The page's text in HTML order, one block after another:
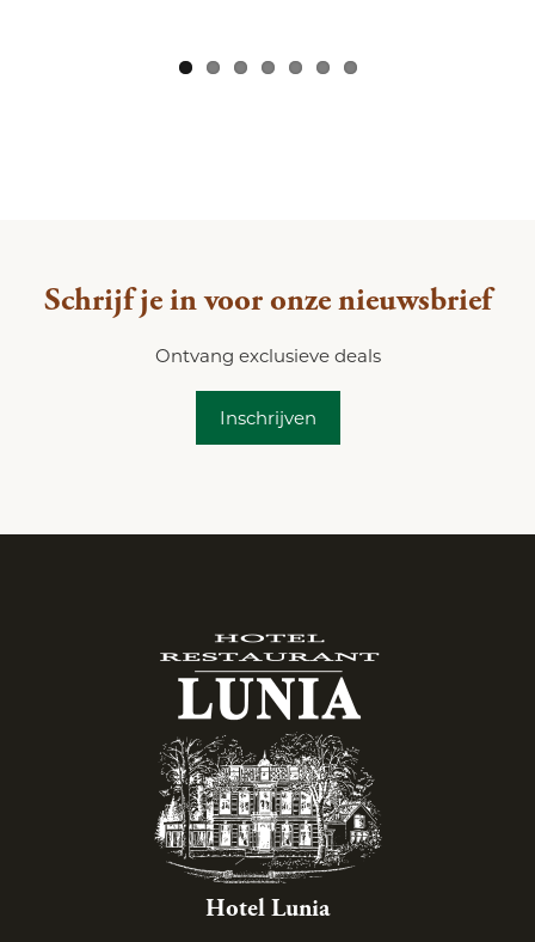
Schrijf je in voor onze nieuwsbrief
Ontvang exclusieve deals
Inschrijven
Hotel Lunia